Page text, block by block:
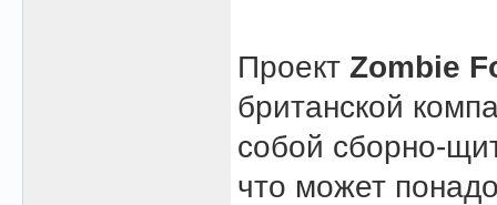
Проект Zombie
британской
собой сборно-
что может